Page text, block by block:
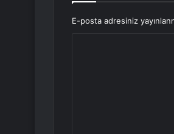
E-posta adresiniz